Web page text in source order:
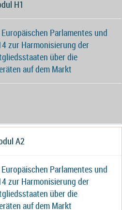
H1
Parlamentes und
zur Harmonisierung der
über die
auf dem Markt
A2
Parlamentes und
zur Harmonisierung der
über die
auf dem Markt